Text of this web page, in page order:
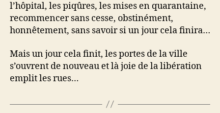
l’hôpital, les piqûres, les mises en quarantaine,
recommencer sans cesse, obstinément,
honnêtement, sans savoir si un jour cela finira…
Mais un jour cela finit, les portes de la ville
s’ouvrent de nouveau et là joie de la libération
emplit les rues…